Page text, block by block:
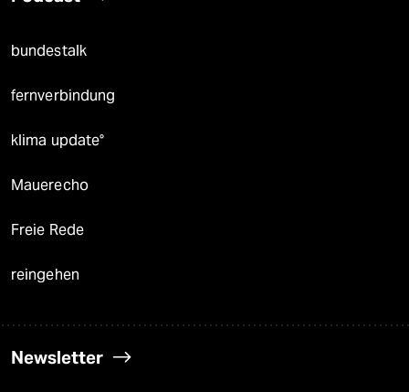
bundestalk
fernverbindung
klima update°
Mauerecho
Freie Rede
reingehen
Newsletter